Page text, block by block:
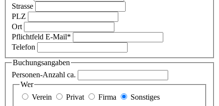
Strasse
PLZ
Ort
Pflichtfeld E-Mail*
Telefon
Buchungsangaben
Personen-Anzahl ca.
Wer
Verein
Privat Firma
Sonstiges